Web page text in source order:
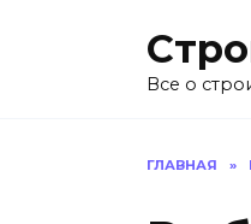
Все о
ГЛАВНАЯ »